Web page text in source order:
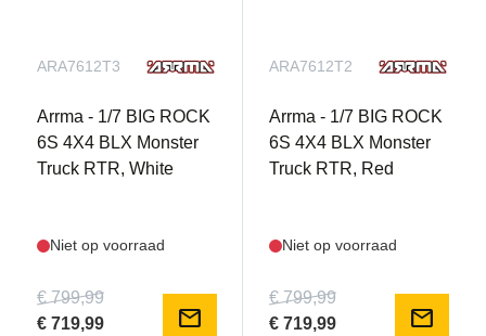
ARA7612T3
Arrma - 1/7 BIG ROCK
6S 4X4 BLX Monster
Truck RTR, White
Niet op voorraad
€ 799,99
€ 719,99
mail
ARA7612T2
Arrma - 1/7 BIG ROCK
6S 4X4 BLX Monster
Truck RTR, Red
Niet op voorraad
€ 799,99
€ 719,99
mail